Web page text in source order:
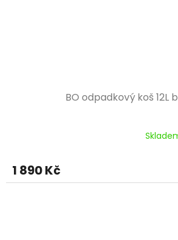
BO odpadkový koš 12L
1 890 Kč